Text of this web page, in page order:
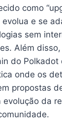
como
e se
sem
Além disso,
do Polkadot
onde os
propostas
evolução da